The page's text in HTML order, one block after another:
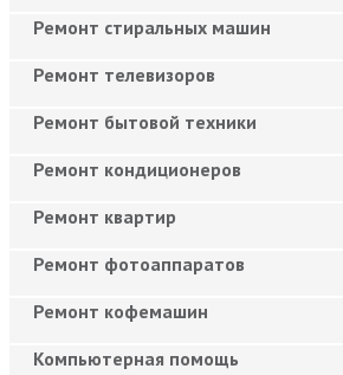
Ремонт стиральных машин
Ремонт телевизоров
Ремонт бытовой техники
Ремонт кондиционеров
Ремонт квартир
Ремонт фотоаппаратов
Ремонт кофемашин
Компьютерная помощь